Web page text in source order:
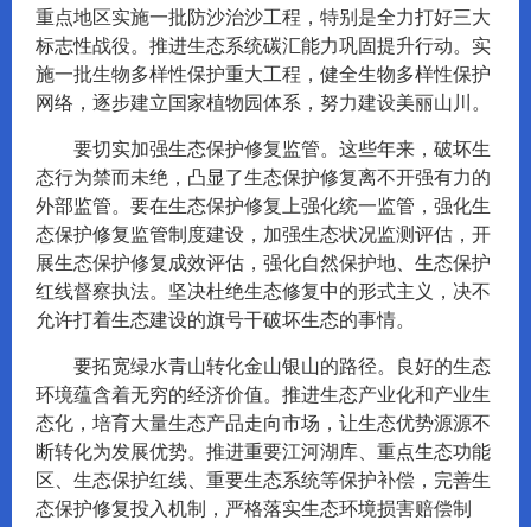
重点地区实施一批防沙治沙工程，特别是全力打好三大
标志性战役。推进生态系统碳汇能力巩固提升行动。实
施一批生物多样性保护重大工程，健全生物多样性保护
网络，逐步建立国家植物园体系，努力建设美丽山川。
要切实加强生态保护修复监管。这些年来，破坏生
态行为禁而未绝，凸显了生态保护修复离不开强有力的
外部监管。要在生态保护修复上强化统一监管，强化生
态保护修复监管制度建设，加强生态状况监测评估，开
展生态保护修复成效评估，强化自然保护地、生态保护
红线督察执法。坚决杜绝生态修复中的形式主义，决不
允许打着生态建设的旗号干破坏生态的事情。
要拓宽绿水青山转化金山银山的路径。良好的生态
环境蕴含着无穷的经济价值。推进生态产业化和产业生
态化，培育大量生态产品走向市场，让生态优势源源不
断转化为发展优势。推进重要江河湖库、重点生态功能
区、生态保护红线、重要生态系统等保护补偿，完善生
态保护修复投入机制，严格落实生态环境损害赔偿制